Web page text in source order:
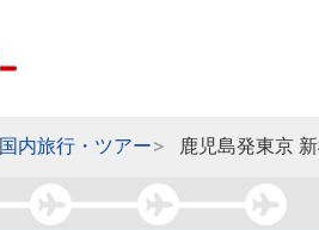
国内旅行・ツアー 鹿児島発東京